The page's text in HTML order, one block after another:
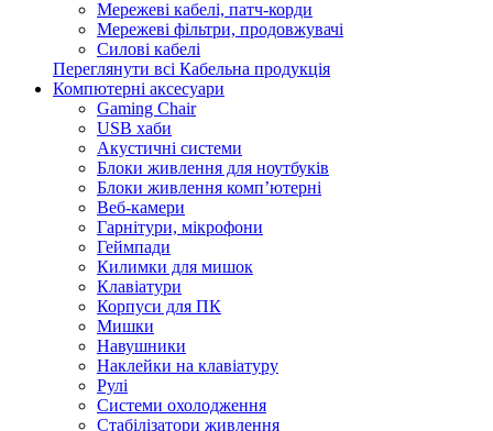
Мережеві кабелі, патч-корди
Мережеві фільтри, продовжувачі
Силові кабелі
Переглянути всі Кабельна продукція
Компютерні аксесуари
Gaming Chair
USB хаби
Акустичні системи
Блоки живлення для ноутбуків
Блоки живлення комп’ютерні
Веб-камери
Гарнітури, мікрофони
Геймпади
Килимки для мишок
Клавіатури
Корпуси для ПК
Мишки
Навушники
Наклейки на клавіатуру
Рулі
Системи охолодження
Стабілізатори живлення